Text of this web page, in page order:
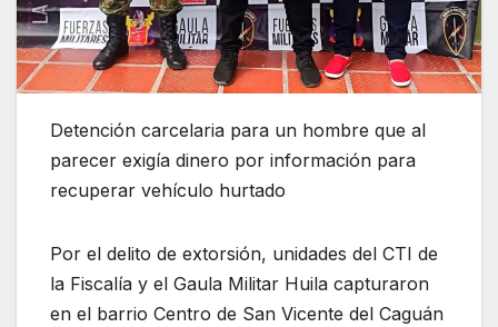
Detención carcelaria para un hombre que al
parecer exigía dinero por información para
recuperar vehículo hurtado
Por el delito de extorsión, unidades del CTI de
la Fiscalía y el Gaula Militar Huila capturaron
en el barrio Centro de San Vicente del Caguán